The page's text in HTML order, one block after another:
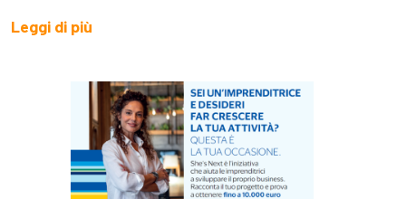
Leggi di più